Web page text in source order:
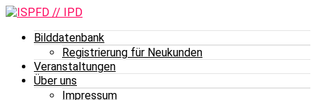
Bilddatenbank
Registrierung für Neukunden
Veranstaltungen
Über uns
Impressum